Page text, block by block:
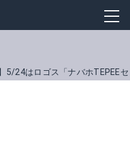
5/24はロゴス「ナバホTEPEE